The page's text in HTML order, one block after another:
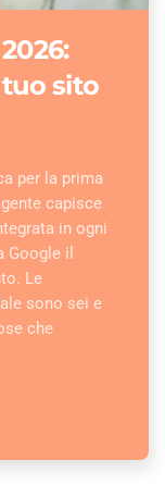
sito
per la prima
capisce
in ogni
il
Le
sono sei e
che